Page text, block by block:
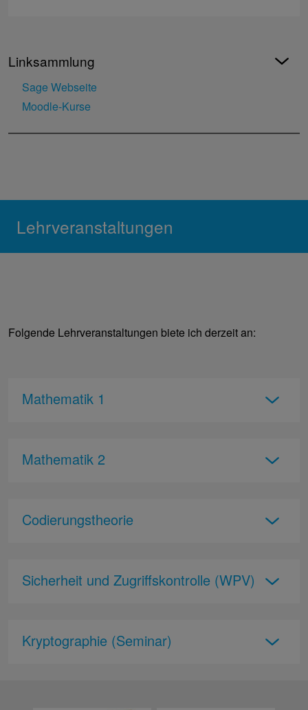
Linksammlung
Sage Webseite
Moodle-Kurse
Lehrveranstaltungen
Folgende Lehrveranstaltungen biete ich derzeit an:
Mathematik 1
Mathematik 2
Codierungstheorie
Sicherheit und Zugriffskontrolle (WPV)
Kryptographie (Seminar)